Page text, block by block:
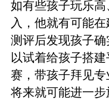
如有些孩子玩乐
入，他就有可能
测评后发现孩子
以试着给孩子搭
赛，带孩子拜见专
将来就可能进一步